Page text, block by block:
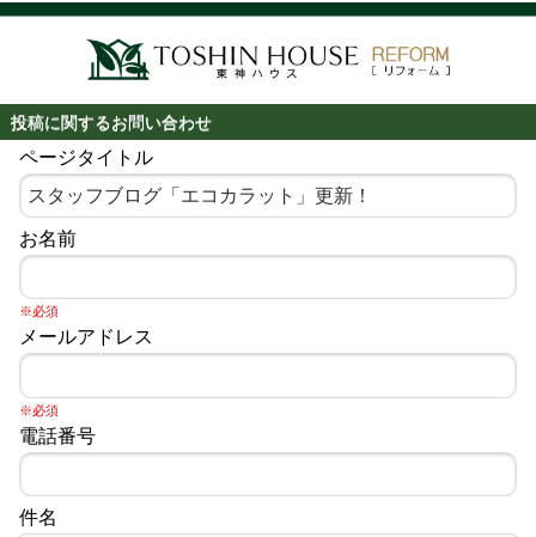
投稿に関するお問い合わせ
ページタイトル
お名前
※必須
メールアドレス
※必須
電話番号
件名